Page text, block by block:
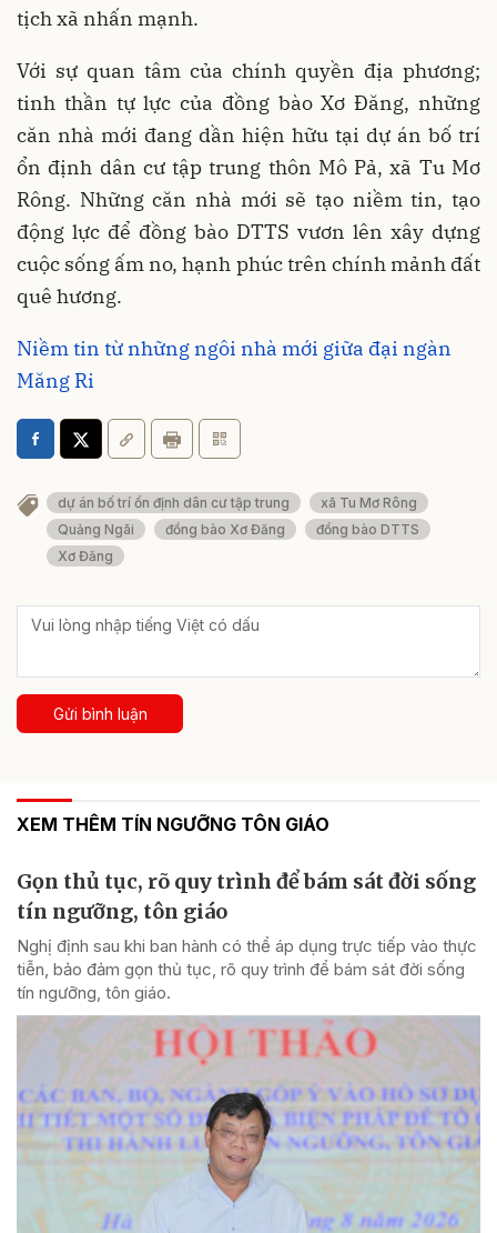
tịch xã nhấn mạnh.
Với sự quan tâm của chính quyền địa phương;
tinh thần tự lực của đồng bào Xơ Đăng, những
căn nhà mới đang dần hiện hữu tại dự án bố trí
ổn định dân cư tập trung thôn Mô Pả, xã Tu Mơ
Rông. Những căn nhà mới sẽ tạo niềm tin, tạo
động lực để đồng bào DTTS vươn lên xây dựng
cuộc sống ấm no, hạnh phúc trên chính mảnh đất
quê hương.
Niềm tin từ những ngôi nhà mới giữa đại ngàn
Măng Ri
dự án bố trí ổn định dân cư tập trung
xã Tu Mơ Rông
Quảng Ngãi
đồng bào Xơ Đăng
đồng bào DTTS
Xơ Đăng
Gửi bình luận
XEM THÊM TÍN NGƯỠNG TÔN GIÁO
Gọn thủ tục, rõ quy trình để bám sát đời sống
tín ngưỡng, tôn giáo
Nghị định sau khi ban hành có thể áp dụng trực tiếp vào thực
tiễn, bảo đảm gọn thủ tục, rõ quy trình để bám sát đời sống
tín ngưỡng, tôn giáo.